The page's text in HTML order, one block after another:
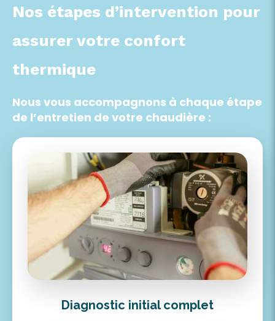
Nos étapes d’intervention pour
assurer votre confort
thermique
Nous vous accompagnons à chaque étape
de l’entretien de votre chaudière :
Diagnostic initial complet